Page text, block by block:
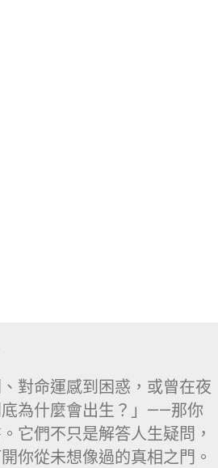
對命運感到困惑，或曾在夜
為什麼會出生？」——那你
它們不只是解答人生疑問，
你從未想像過的真相之門。